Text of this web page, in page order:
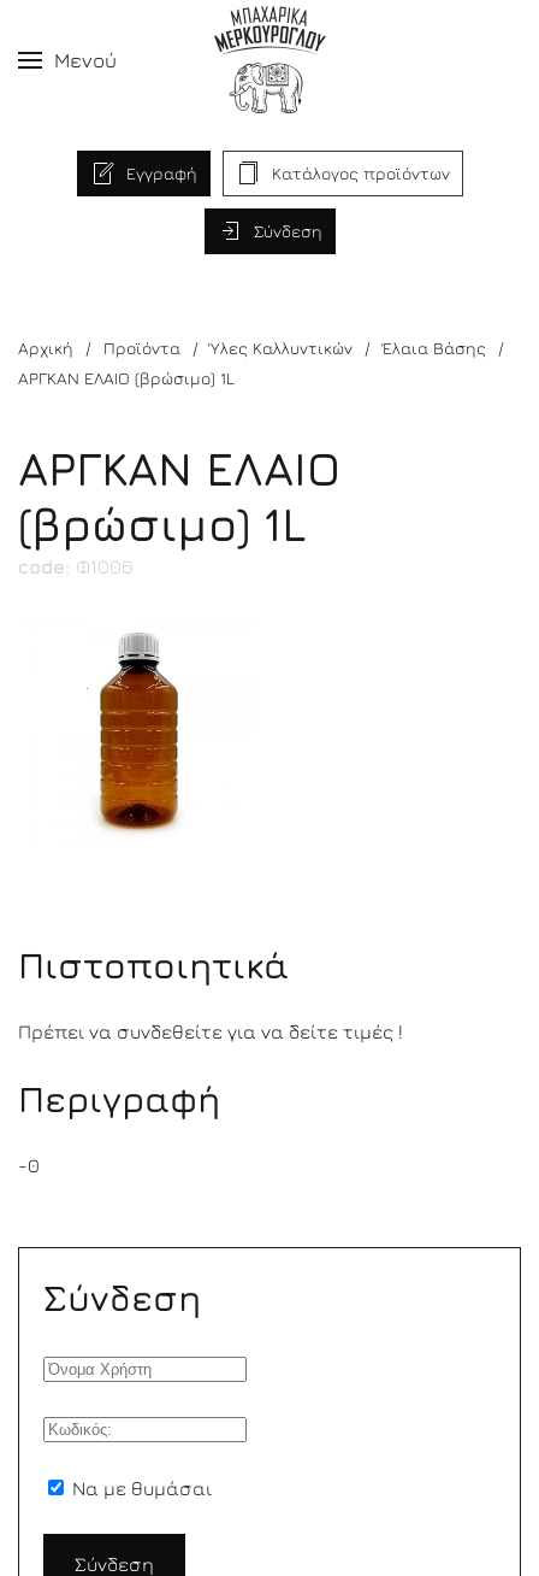
Μενού
Εγγραφή Κατάλογος προϊόντων
Σύνδεση
Αρχική Προϊόντα Ύλες Καλλυντικών
Έλαια Βάσης
ΑΡΓΚΑΝ ΕΛΑΙΟ (βρώσιμο) 1L
ΑΡΓΚΑΝ ΕΛΑΙΟ
(βρώσιμο) 1L
code: Φ1006
Πιστοποιητικά
Πρέπει να συνδεθείτε για να δείτε τιμές !
Περιγραφή
-0
Σύνδεση
Να με θυμάσαι
Σύνδεση